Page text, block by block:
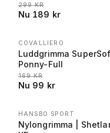
LÄGSTA PRIS 30 DAGAR
299KR
Nu 189 kr
REA:
REA−41%
COVALLIERO
Luddgrimma
Ponny-Full
LÄGSTA PRIS 30 DAGAR
169KR
Nu 99 kr
HANSBO SPORT
Nylongrimma |